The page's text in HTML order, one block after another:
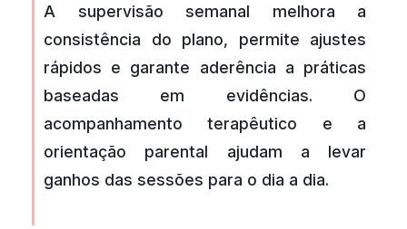
A supervisão semanal melhora a
consistência do plano, permite ajustes
rápidos e garante aderência a práticas
baseadas em evidências. O
acompanhamento terapêutico e a
orientação parental ajudam a levar
ganhos das sessões para o dia a dia.